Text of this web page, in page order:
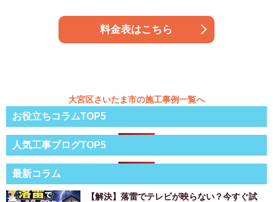
料金表はこちら
大宮区さいたま市の施工事例一覧へ
お役立ちコラムTOP5
人気工事ブログTOP5
最新コラム
【解決】落雷でテレビが映らない？今すぐ試